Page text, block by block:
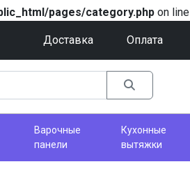
pages/category.php on line
Доставка Оплата
Варочные
панели
Кухонные
вытяжки